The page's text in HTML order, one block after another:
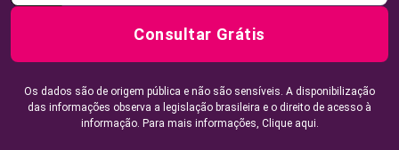
Consultar Grátis
Os dados são de origem pública e não são sensíveis. A disponibilização
das informações observa a legislação brasileira e o direito de acesso à
informação. Para mais informações, Clique aqui.